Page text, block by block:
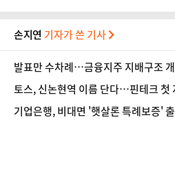
손지연 기자가 쓴 기사
발표만 수차례…금융지주 지배구조
토스, 신논현역 이름 단다…핀테크 첫
기업은행, 비대면 '햇살론 특례보증'